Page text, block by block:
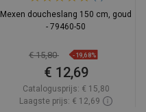
Mexen doucheslang 150 cm, goud
- 79460-50
€ 15,80 -19,68%
€ 12,69
Catalogusprijs: € 15,80
Laagste prijs: € 12,69